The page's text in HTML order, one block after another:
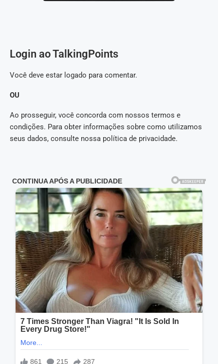
Login ao TalkingPoints
Você deve estar logado para comentar.
OU
Ao prosseguir, você concorda com nossos termos e
condições. Para obter informações sobre como utilizamos
seus dados, consulte nossa política de privacidade.